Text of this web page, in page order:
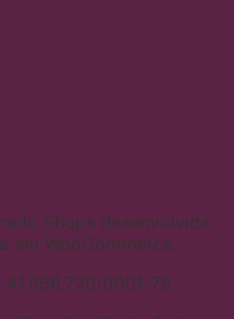
Shops desenvolvida
em WooCommerce.
0001-78